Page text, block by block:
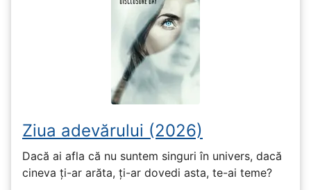
Ziua adevărului (2026)
Dacă ai afla că nu suntem singuri în univers, dacă
cineva ți-ar arăta, ți-ar dovedi asta, te-ai teme?